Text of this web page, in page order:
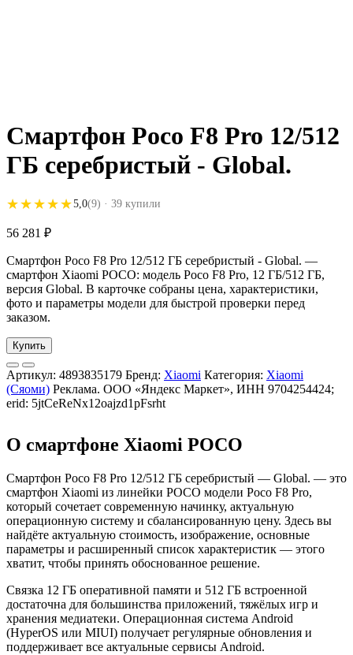
Смартфон Poco F8 Pro 12/512
ГБ серебристый - Global.
★★★★★
★★★★★5,0(9) · 39 купили
56 281 ₽
Смартфон Poco F8 Pro 12/512 ГБ серебристый - Global. —
смартфон Xiaomi POCO: модель Poco F8 Pro, 12 ГБ/512 ГБ,
версия Global. В карточке собраны цена, характеристики,
фото и параметры модели для быстрой проверки перед
заказом.
Купить
Артикул: 4893835179 Бренд: Xiaomi Категория: Xiaomi
(Сяоми) Реклама. ООО «Яндекс Маркет», ИНН 9704254424;
erid: 5jtCeReNx12oajzd1pFsrht
О смартфоне Xiaomi POCO
Смартфон Poco F8 Pro 12/512 ГБ серебристый — Global. — это
смартфон Xiaomi из линейки POCO модели Poco F8 Pro,
который сочетает современную начинку, актуальную
операционную систему и сбалансированную цену. Здесь вы
найдёте актуальную стоимость, изображение, основные
параметры и расширенный список характеристик — этого
хватит, чтобы принять обоснованное решение.
Связка 12 ГБ оперативной памяти и 512 ГБ встроенной
достаточна для большинства приложений, тяжёлых игр и
хранения медиатеки. Операционная система Android
(HyperOS или MIUI) получает регулярные обновления и
поддерживает все актуальные сервисы Android.